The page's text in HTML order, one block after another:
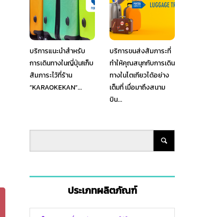
บริการแนะนำสำหรับ
การเดินทางในญี่ปุ่น!เก็บ
สัมภาระไว้ที่ร้าน
”KARAOKEKAN”...
บริการขนส่งสัมภาระที่
ทำให้คุณสนุกกับการเดิน
ทางในโตเกียวได้อย่าง
เต็มที่ เมื่อมาถึงสนาม
บิน...
ประเภทผลิตภัณฑ์